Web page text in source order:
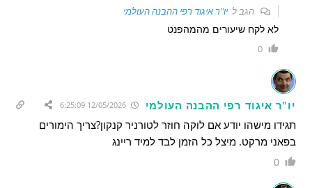
הגב ליו"ר איגוד רפי ההבנה העולמי
לא לקח שיעורים מהמהפנט
0
יו"ר איגוד רפי ההבנה העולמי 12/05/2026 6:25:09
תגידו מישהו יודע אם לוקה חוזר לטורניר קנקון?צריך הימורים
בפאני מרקט. מיצל כל הזמן לבד למיד ריינג
0